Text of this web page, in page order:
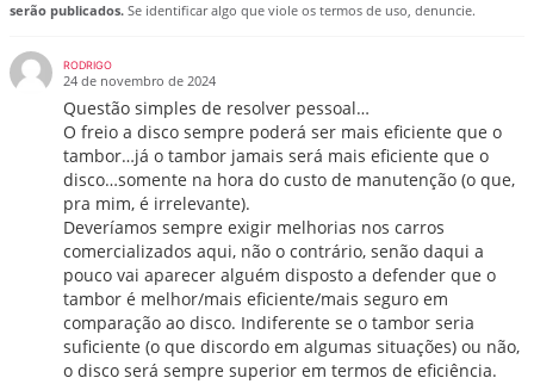
serão publicados. Se identificar algo que viole os termos de uso, denuncie.
RODRIGO
24 de novembro de 2024
Questão simples de resolver pessoal…
O freio a disco sempre poderá ser mais eficiente que o
tambor…já o tambor jamais será mais eficiente que o
disco…somente na hora do custo de manutenção (o que,
pra mim, é irrelevante).
Deveríamos sempre exigir melhorias nos carros
comercializados aqui, não o contrário, senão daqui a
pouco vai aparecer alguém disposto a defender que o
tambor é melhor/mais eficiente/mais seguro em
comparação ao disco. Indiferente se o tambor seria
suficiente (o que discordo em algumas situações) ou não,
o disco será sempre superior em termos de eficiência.